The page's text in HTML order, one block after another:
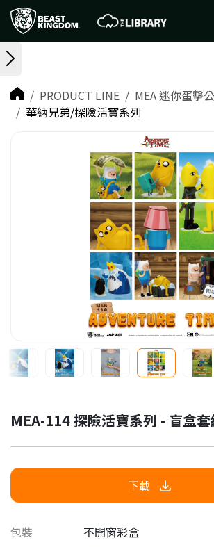
PRODUCT LINE
MEA 迷你蛋擊
華納兄弟/探險活寶系列
MEA-114 探險活寶系列 - 盲盒
下載
包裝
不開窗彩盒